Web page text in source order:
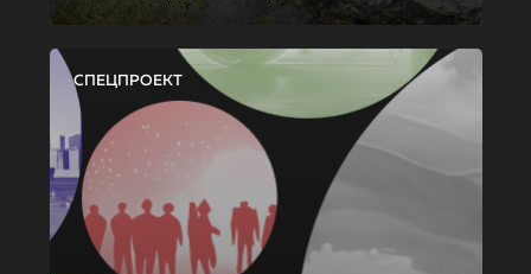
СПЕЦПРОЕКТ